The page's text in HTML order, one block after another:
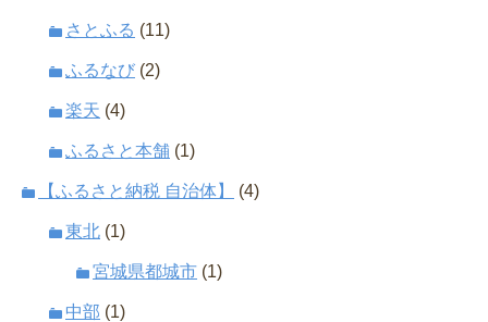
さとふる (11)
ふるなび (2)
楽天 (4)
ふるさと本舗 (1)
【ふるさと納税 自治体】 (4)
東北 (1)
宮城県都城市 (1)
中部 (1)